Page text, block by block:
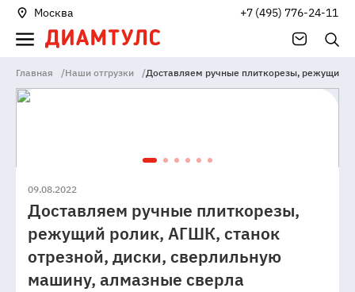
Москва +7 (495) 776-24-11
Главная /Наши отгрузки /Доставляем ручные плиткорезы, режущий
09.08.2022
Доставляем ручные плиткорезы,
режущий ролик, АГШК, станок
отрезной, диски, сверлильную
машину, алмазные сверла